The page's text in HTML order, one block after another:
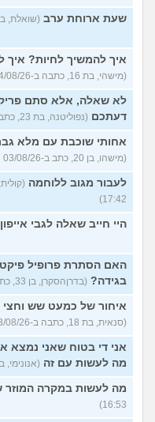
שעת ארוחת ערב (שואלת, בת 19, כתבה ב-04/08/26
איך להמשיך לחיות?
(מישהי, בת 16, כתבה ב-04/08/26 13:05)
לא שאלה, אלא סתם
דעתכם (נפוליטנה, בת 23, כתבה ב-03/08/26 18:04)
אחותי שוכבת עם מלא
(מישהו, בן 20, כתב ב-03/08/26 17:53)
לעבור מגוב ללוחמה
17:42)
היי חייב שאלה לגבי אייפון
האם הסתרת פרופיל
בגידה? (בדרןהסקרן, בן 33, כתב ב-03/08/26 17:24)
איחור של כמעט שש וחצי
(סנאית, בת 18, כתבה ב-03/08/26 17:13)
אני די בטוח שאני נמצא
מה לעשות עם זה (אנונימי, בן 18, כתב ב-03/08/26
מה לעשות במקרה המוזר
16:53)